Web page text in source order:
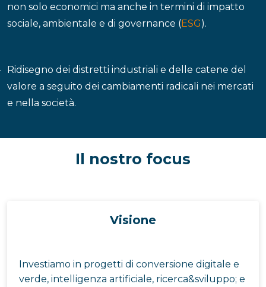
non solo economici ma anche in termini di impatto
sociale, ambientale e di governance (ESG).
Ridisegno dei distretti industriali e delle catene del
valore a seguito dei cambiamenti radicali nei mercati
e nella società.
Il nostro focus
Visione
Investiamo in progetti di conversione digitale e
verde, intelligenza artificiale, ricerca&sviluppo; e